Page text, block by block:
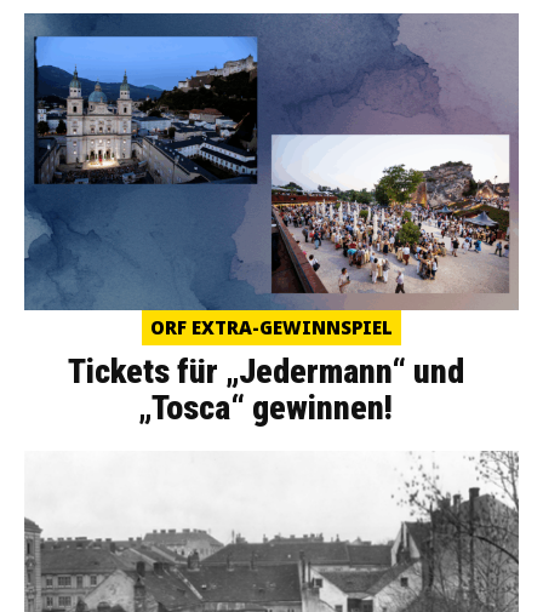
ORF EXTRA-GEWINNSPIEL
Tickets für „Jedermann“ und
„Tosca“ gewinnen!